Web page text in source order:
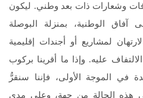
وشعارات ذات بعد وطني. ليكون
آفاق الوطنية، بمنزلة البوصلة
لمشاريع أو أجندات إقليمية
عليه. وإذا ما أقرينا بركوب
في الموجة الأولى، فإننا سنقرُّ
هذه الحالة من جهة، وعلى مدى